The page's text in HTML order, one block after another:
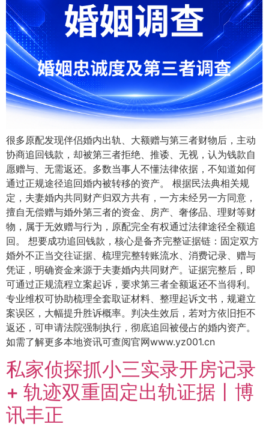
很多原配发现伴侣婚内出轨、大额赠与第三者财物后，主动
协商追回钱款，却被第三者拒绝、推诿、无视，认为钱款自
愿赠与、无需返还。多数当事人不懂法律依据，不知道如何
通过正规途径追回婚内被转移的资产。 根据民法典相关规
定，夫妻婚内共同财产归双方共有，一方未经另一方同意，
擅自无偿赠与婚外第三者的资金、房产、奢侈品、理财等财
物，属于无效赠与行为，原配完全有权通过法律途径全额追
回。 想要成功追回钱款，核心是备齐完整证据链：固定双方
婚外不正当交往证据、梳理完整转账流水、消费记录、赠与
凭证，明确资金来源于夫妻婚内共同财产。证据完整后，即
可通过正规流程立案起诉，要求第三者全额返还不当得利。
专业维权可协助梳理全套取证材料、整理起诉文书，规避立
案误区，大幅提升胜诉概率。判决生效后，若对方依旧拒不
返还，可申请法院强制执行，彻底追回被侵占的婚内资产。
如需了解更多本地资讯可查阅官网www.yz001.cn
私家侦探抓小三实录开房记录
+ 轨迹双重固定出轨证据丨博
讯丰正